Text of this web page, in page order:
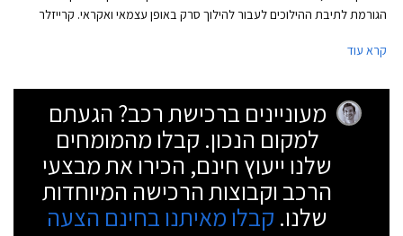
הגורמת לתיבת ההילוכים לעבור להילוך סרק באופן עצמאי ואקראי. קרייזלר
קרא עוד
מעוניינים ברכישת רכב? הגעתם
למקום הנכון. קבלו מהמומחים
שלנו ייעוץ חינם, הכירו את מבצעי
הרכב וקבוצות הרכישה המיוחדות
שלנו. קבלו מאיתנו בחינם הצעה